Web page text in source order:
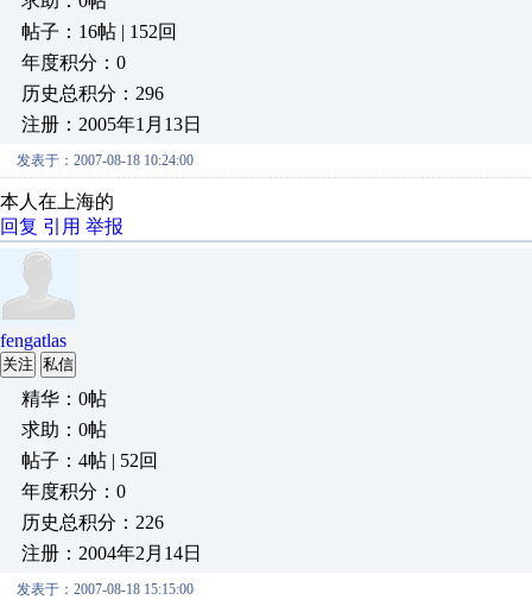
帖子：16帖 | 152回
年度积分：0
历史总积分：296
注册：2005年1月13日
发表于：2007-08-18 10:24:00
本人在上海的
回复 引用 举报
fengatlas
关注 私信
精华：0帖
求助：0帖
帖子：4帖 | 52回
年度积分：0
历史总积分：226
注册：2004年2月14日
发表于：2007-08-18 15:15:00